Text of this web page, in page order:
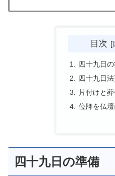
目次
四十九日
四十九日
片付けと
位牌を仏
四十九日の準備